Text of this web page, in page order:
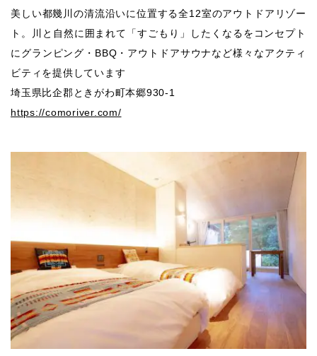
美しい都幾川の清流沿いに位置する全12室のアウトドアリゾー
ト。川と自然に囲まれて「すごもり」したくなるをコンセプト
にグランピング・BBQ・アウトドアサウナなど様々なアクティ
ビティを提供しています
埼玉県比企郡ときがわ町本郷930-1
https://comoriver.com/